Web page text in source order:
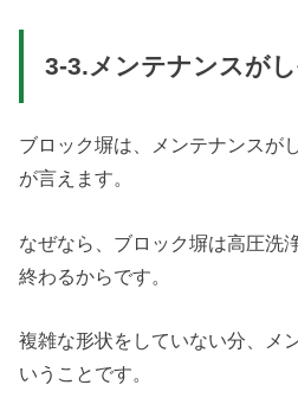
3-3.メンテナンスが
ブロック塀は、メンテナンスが
が言えます。
なぜなら、ブロック塀は高圧洗
終わるからです。
複雑な形状をしていない分、メ
いうことです。